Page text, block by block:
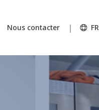
Nous contacter FR